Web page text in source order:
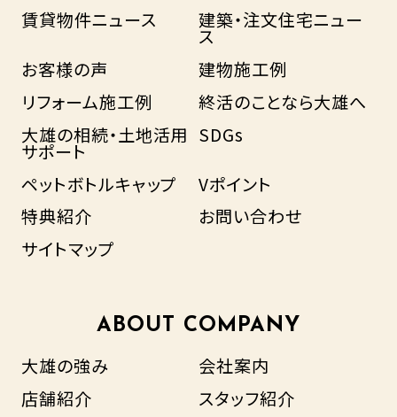
賃貸物件ニュース
建築・注文住宅ニュー
ス
お客様の声
建物施工例
リフォーム施工例
終活のことなら大雄へ
大雄の相続・土地活用
サポート
SDGs
ペットボトルキャップ
Vポイント
特典紹介
お問い合わせ
サイトマップ
ABOUT COMPANY
大雄の強み
会社案内
店舗紹介
スタッフ紹介